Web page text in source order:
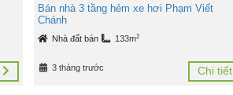
Bán nhà 3 tầng hẻm xe hơi Phạm Viết
Chánh
Nhà đất bán 133m2
3 tháng trước Chi tiết